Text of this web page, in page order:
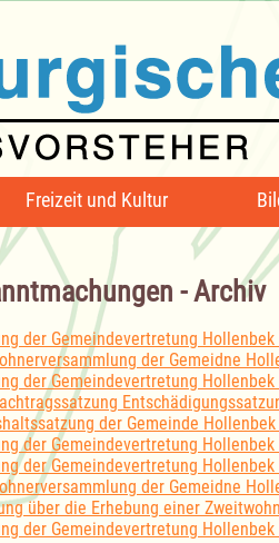
Freizeit und Kultur
- Archiv
der Gemeindevertretung
der Gemeidne
der Gemeindevertretung
der Gemeinde
der Gemeindevertretung
der Gemeindevertretung
der Gemeidne
über die Erhebung einer
der Gemeindevertretung